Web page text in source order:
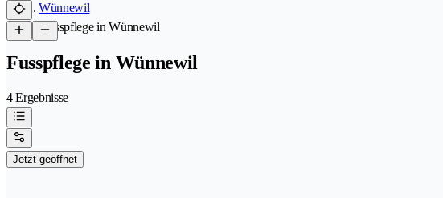
Wünnewil
/Fusspflege in Wünnewil
Fusspflege in Wünnewil
4 Ergebnisse
Jetzt geöffnet